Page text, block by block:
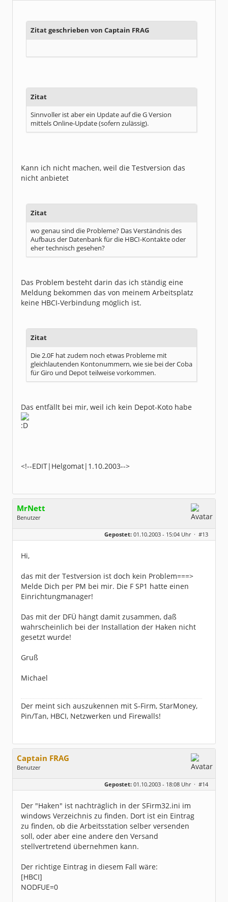
Dabei seit: 06 / 2003
Zitat geschrieben von Captain FRAG
Zitat
Sinnvoller ist aber ein Update auf die G Version
mittels Online-Update (sofern zulässig).
Kann ich nicht machen, weil die Testversion das
nicht anbietet
Zitat
wo genau sind die Probleme? Das Verständnis des
Aufbaus der Datenbank für die HBCI-Kontakte oder
eher technisch gesehen?
Das Problem besteht darin das ich ständig eine
Meldung bekommen das von meinem Arbeitsplatz
keine HBCI-Verbindung möglich ist.
Zitat
Die 2.0F hat zudem noch etwas Probleme mit
gleichlautenden Kontonummern, wie sie bei der Coba
für Giro und Depot teilweise vorkommen.
Das entfällt bei mir, weil ich kein Depot-Koto habe
<!--EDIT|Helgomat|1.10.2003-->
MrNett
Benutzer
Geschlecht:
keine Angabe
Beiträge:
1224
Gepostet: 01.10.2003 - 15:04 Uhr · #13
Hi,
das mit der Testversion ist doch kein Problem===>
Melde Dich per PM bei mir. Die F SP1 hatte einen
Einrichtungmanager!
Das mit der DFÜ hängt damit zusammen, daß
wahrscheinlich bei der Installation der Haken nicht
gesetzt wurde!
Gruß
Michael
Der meint sich auszukennen mit S-Firm, StarMoney,
Pin/Tan, HBCI, Netzwerken und Firewalls!
Captain FRAG
Benutzer
Beiträge:
5096
Gepostet: 01.10.2003 - 18:08 Uhr · #14
Der "Haken" ist nachträglich in der SFirm32.ini im
windows Verzeichnis zu finden. Dort ist ein Eintrag
zu finden, ob die Arbeitsstation selber versenden
soll, oder aber eine andere den Versand
stellvertretend übernehmen kann.
Der richtige Eintrag in diesem Fall wäre:
[HBCI]
NODFUE=0